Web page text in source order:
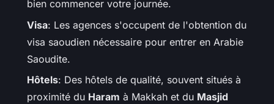
bien commencer votre journée.
Visa: Les agences s'occupent de l'obtention du
visa saoudien nécessaire pour entrer en Arabie
Saoudite.
Hôtels: Des hôtels de qualité, souvent situés à
proximité du Haram à Makkah et du Masjid